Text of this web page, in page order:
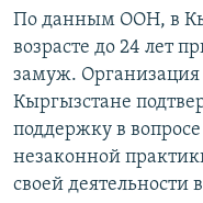
По данным ООН, в
возрасте до 24 лет
замуж.
Кыргызстане
поддержку в
незаконной
своей деятельности